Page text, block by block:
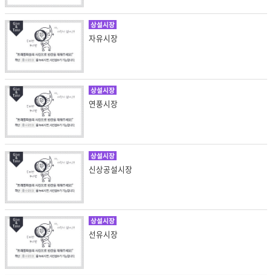
상설시장
자유시장
상설시장
연풍시장
상설시장
신상공설시장
상설시장
선유시장